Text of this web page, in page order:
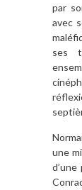
par
avec
ses
une